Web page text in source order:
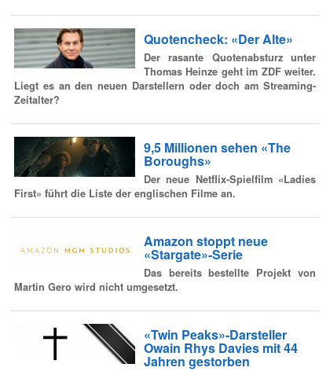
Quotencheck: «Der Alte»
Der rasante Quotenabsturz unter
Thomas Heinze geht im ZDF weiter.
Liegt es an den neuen Darstellern oder doch am Streaming-
Zeitalter?
9,5 Millionen sehen «The
Boroughs»
Der neue Netflix-Spielfilm «Ladies
First» führt die Liste der englischen Filme an.
Amazon stoppt neue
«Stargate»-Serie
Das bereits bestellte Projekt von
Martin Gero wird nicht umgesetzt.
«Twin Peaks»-Darsteller
Owain Rhys Davies mit 44
Jahren gestorben